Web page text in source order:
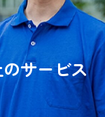
サービス